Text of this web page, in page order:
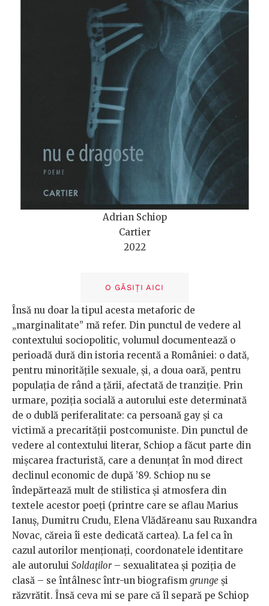
Adrian Schiop
Cartier
2022
O GĂSIȚI AICI
Însă nu doar la tipul acesta metaforic de
„marginalitate” mă refer. Din punctul de vedere al
contextului sociopolitic, volumul documentează o
perioadă dură din istoria recentă a României: o dată,
pentru minoritățile sexuale, și, a doua oară, pentru
populația de rând a țării, afectată de tranziție. Prin
urmare, poziția socială a autorului este determinată
de o dublă periferalitate: ca persoană gay și ca
victimă a precarității postcomuniste. Din punctul de
vedere al contextului literar, Schiop a făcut parte din
mișcarea fracturistă, care a denunțat în mod direct
declinul economic de după ’89. Schiop nu se
îndepărtează mult de stilistica și atmosfera din
textele acestor poeți (printre care se aflau Marius
Ianuș, Dumitru Crudu, Elena Vlădăreanu sau Ruxandra
Novac, căreia îi este dedicată cartea). La fel ca în
cazul autorilor menționați, coordonatele identitare
ale autorului Soldaților– sexualitatea și poziția de
clasă – se întâlnesc într-un biografism grunge și
răzvrătit. Însă ceva mi se pare că îl separă pe Schiop